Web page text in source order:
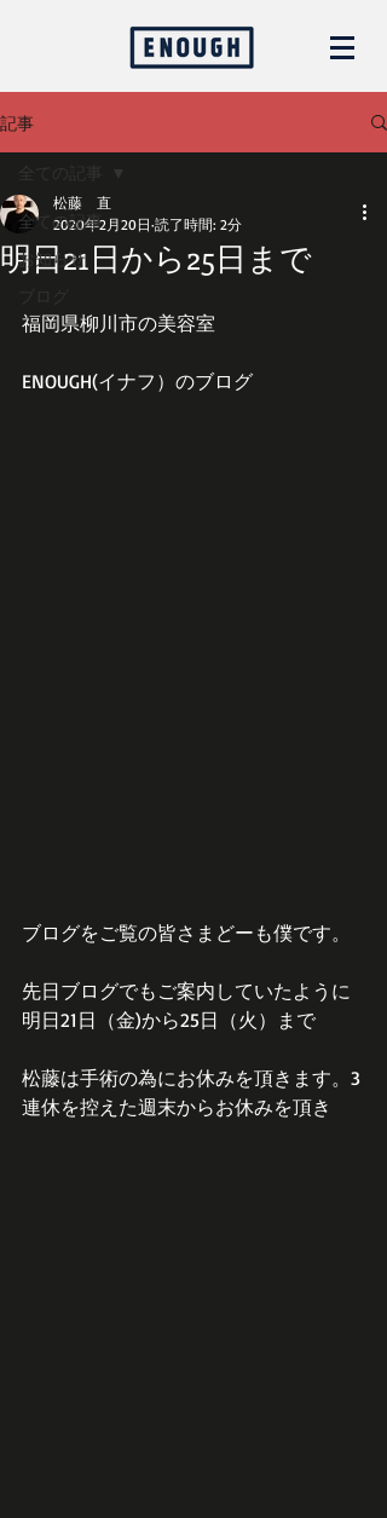
記事
全ての記事
お知らせ
ブログ
全ての記事
明日21日から25日まで
松藤 直
2020年2月20日 読了時間: 2分
福岡県柳川市の美容室
ENOUGH(イナフ）のブログ
ブログをご覧の皆さまどーも僕です。
先日ブログでもご案内していたように
明日21日（金)から25日（火）まで
松藤は手術の為にお休みを頂きます。3
連休を控えた週末からお休みを頂き